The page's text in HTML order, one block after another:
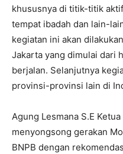
khususnya di titik-titik
tempat ibadah dan lain-
kegiatan ini akan
Jakarta yang dimulai dari
berjalan. Selanjutnya
provinsi-provinsi lain di
Agung Lesmana S.E
menyongsong gerakan
BNPB dengan